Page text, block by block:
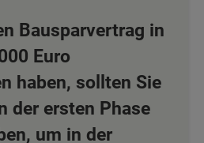
Bausparvertrag in
Euro
haben, sollten Sie
der ersten Phase
um in der